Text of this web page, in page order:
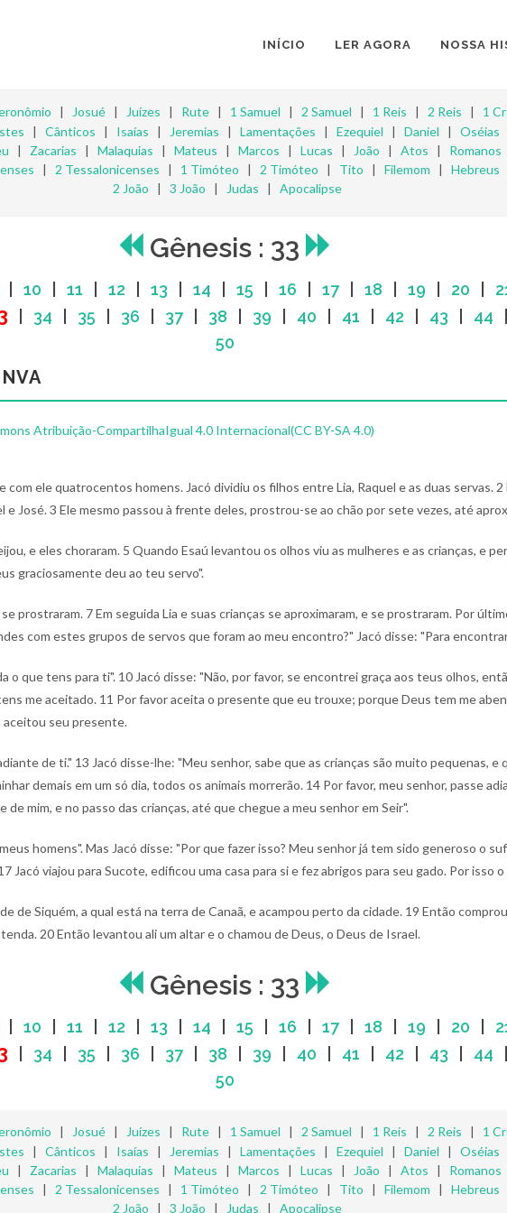
INÍCIO LER AGORA NOSSA
| Josué| Juízes | Rute| 1 Samuel | 2 Samuel | 1 Reis | 2 Reis | 1
| Cânticos | Isaías | Jeremias | Lamentações | Ezequiel | Daniel | Oséias
| Zacarias | Malaquias | Mateus | Marcos | Lucas | João | Atos | Romanos
| 2 Tessalonicenses | 1 Timóteo | 2 Timóteo | Tito | Filemom | Hebreus
2 João | 3 João | Judas | Apocalipse
Gênesis : 33
10 11 12 13 14 15 16 17| 18 19 20
34 35 36 37| 38 39 40 41 42 43 44
50
Atribuição-CompartilhaIgual 4.0 Internacional(CC BY-SA 4.0)
com ele quatrocentos homens. Jacó dividiu os filhos entre Lia, Raquel e as duas servas. 2
e José.3 Ele mesmo passou à frente deles, prostrou-se ao chão por sete vezes, até
e eles choraram. 5 Quando Esaú levantou os olhos viu as mulheres e as crianças, e
graciosamente deu ao teu servo".
se prostraram. 7 Em seguida Lia e suas crianças se aproximaram, e se prostraram. Por
com estes grupos de servos que foram ao meu encontro?" Jacó disse: "Para
o que tens para ti". 10 Jacó disse: "Não, por favor, se encontrei graça aos teus olhos,
me aceitado. 11 Por favor aceita o presente que eu trouxe; porque Deus tem me
aceitou seu presente.
de ti." 13 Jacó disse-lhe: "Meu senhor, sabe que as crianças são muito pequenas, e
demais em um só dia, todos os animais morrerão. 14 Por favor, meu senhor, passe
mim, e no passo das crianças, até que chegue a meu senhor em Seir".
homens". Mas Jacó disse: "Por que fazer isso? Meu senhor já tem sido generoso o
Jacó viajou para Sucote, edificou uma casa para si e fez abrigos para seu gado. Por isso
de Siquém, a qual está na terra de Canaã, e acampou perto da cidade. 19 Então
tenda. 20 Então levantou ali um altar e o chamou de Deus, o Deus de Israel.
Gênesis : 33
10 11 12 13 14 15 16 17| 18 19 20
34 35 36 37| 38 39 40 41 42 43 44
50
| Josué| Juízes | Rute| 1 Samuel | 2 Samuel | 1 Reis | 2 Reis | 1
| Cânticos | Isaías | Jeremias | Lamentações | Ezequiel | Daniel | Oséias
| Zacarias | Malaquias | Mateus | Marcos | Lucas | João | Atos | Romanos
| 2 Tessalonicenses | 1 Timóteo | 2 Timóteo | Tito | Filemom | Hebreus
2 João | 3 João | Judas | Apocalipse